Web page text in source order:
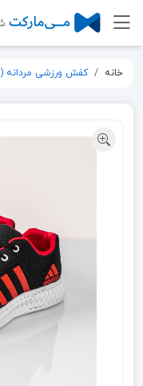
خانه کفش ورزشی مردانه (T) مشکی قرمز مدل Alshen